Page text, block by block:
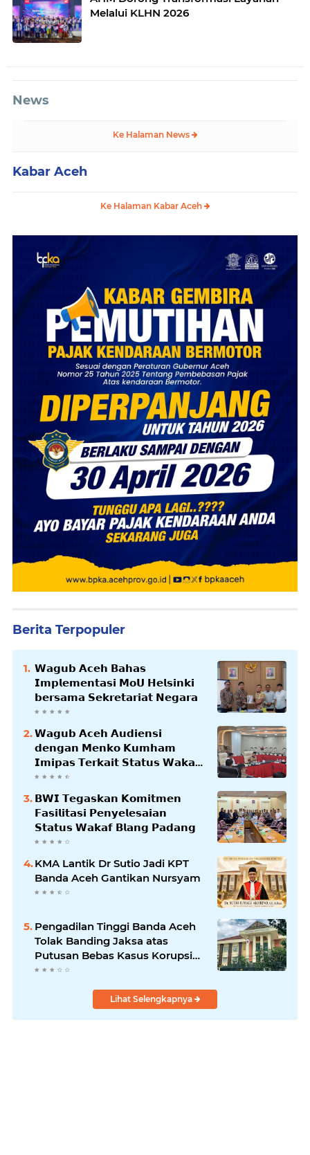
Melalui KLHN 2026
News
Ke Halaman News
Kabar Aceh
Ke Halaman Kabar Aceh
Berita Terpopuler
𝗪𝗮𝗴𝘂𝗯 𝗔𝗰𝗲𝗵 𝗕𝗮𝗵𝗮𝘀
𝗜𝗺𝗽𝗹𝗲𝗺𝗲𝗻𝘁𝗮𝘀𝗶 𝗠𝗼𝗨 𝗛𝗲𝗹𝘀𝗶𝗻𝗸𝗶
𝗯𝗲𝗿𝘀𝗮𝗺𝗮 𝗦𝗲𝗸𝗿𝗲𝘁𝗮𝗿𝗶𝗮𝘁 𝗡𝗲𝗴𝗮𝗿𝗮
𝗪𝗮𝗴𝘂𝗯 𝗔𝗰𝗲𝗵 𝗔𝘂𝗱𝗶𝗲𝗻𝘀𝗶
𝗱𝗲𝗻𝗴𝗮𝗻 𝗠𝗲𝗻𝗸𝗼 𝗞𝘂𝗺𝗵𝗮𝗺
𝗜𝗺𝗶𝗽𝗮𝘀 𝗧𝗲𝗿𝗸𝗮𝗶𝘁 𝗦𝘁𝗮𝘁𝘂𝘀 𝗪𝗮𝗸𝗮𝗳
𝗕𝗹𝗮𝗻𝗴𝗽𝗮𝗱𝗮𝗻𝗴
𝗕𝗪𝗜 𝗧𝗲𝗴𝗮𝘀𝗸𝗮𝗻 𝗞𝗼𝗺𝗶𝘁𝗺𝗲𝗻
𝗙𝗮𝘀𝗶𝗹𝗶𝘁𝗮𝘀𝗶 𝗣𝗲𝗻𝘆𝗲𝗹𝗲𝘀𝗮𝗶𝗮𝗻
𝗦𝘁𝗮𝘁𝘂𝘀 𝗪𝗮𝗸𝗮𝗳 𝗕𝗹𝗮𝗻𝗴 𝗣𝗮𝗱𝗮𝗻𝗴
KMA Lantik Dr Sutio Jadi KPT
Banda Aceh Gantikan Nursyam
Pengadilan Tinggi Banda Aceh
Tolak Banding Jaksa atas
Putusan Bebas Kasus Korupsi
Wastafel
Lihat Selengkapnya